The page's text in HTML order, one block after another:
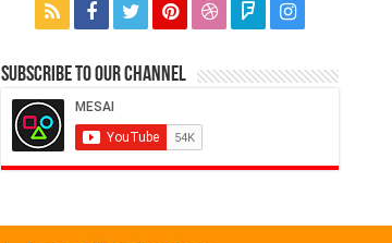
Subscribe to our Channel